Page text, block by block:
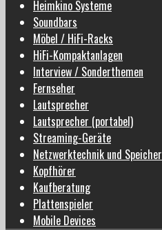
Heimkino Systeme
Soundbars
Möbel / HiFi-Racks
HiFi-Kompaktanlagen
Interview / Sonderthemen
Fernseher
Lautsprecher
Lautsprecher (portabel)
Streaming-Geräte
Netzwerktechnik und Speicher
Kopfhörer
Kaufberatung
Plattenspieler
Mobile Devices